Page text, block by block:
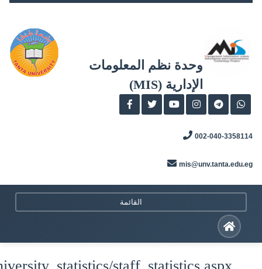
وحدة نظم المعلومات
الإدارية (MIS)
002-040-3358114
mis@unv.tanta.edu.eg
القائمة